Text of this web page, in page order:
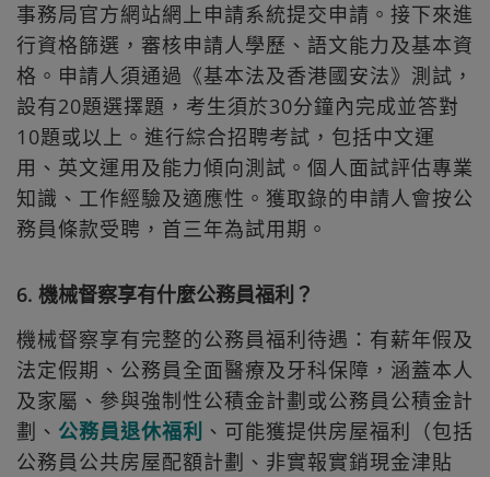
事務局官方網站網上申請系統提交申請。接下來進
行資格篩選，審核申請人學歷、語文能力及基本資
格。申請人須通過《基本法及香港國安法》測試，
設有20題選擇題，考生須於30分鐘內完成並答對
10題或以上。進行綜合招聘考試，包括中文運
用、英文運用及能力傾向測試。個人面試評估專業
知識、工作經驗及適應性。獲取錄的申請人會按公
務員條款受聘，首三年為試用期。
6. 機械督察享有什麼公務員福利？
機械督察享有完整的公務員福利待遇：有薪年假及
法定假期、公務員全面醫療及牙科保障，涵蓋本人
及家屬、參與強制性公積金計劃或公務員公積金計
劃、 公務員退休福利 、可能獲提供房屋福利（包括
公務員公共房屋配額計劃、非實報實銷現金津貼